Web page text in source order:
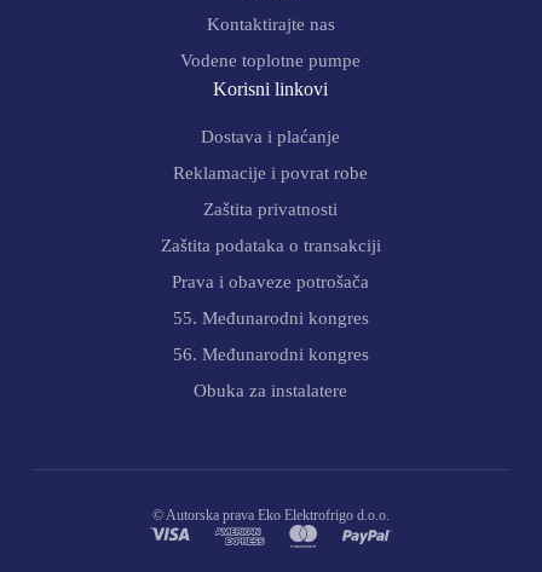
Kontaktirajte nas
Vodene toplotne pumpe
Korisni linkovi
Dostava i plaćanje
Reklamacije i povrat robe
Zaštita privatnosti
Zaštita podataka o transakciji
Prava i obaveze potrošača
55. Međunarodni kongres
56. Međunarodni kongres
Obuka za instalatere
© Autorska prava Eko Elektrofrigo d.o.o.